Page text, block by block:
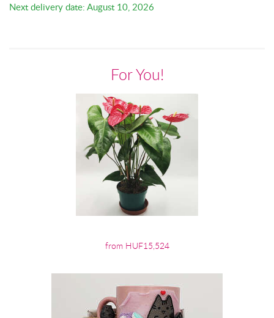
Next delivery date: August 10, 2026
For You!
from HUF15,524